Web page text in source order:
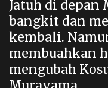
Jatuh di depan
bangkit dan
kembali.
membuahkan
mengubah